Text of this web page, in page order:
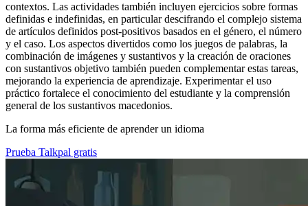
contextos. Las actividades también incluyen ejercicios sobre formas
definidas e indefinidas, en particular descifrando el complejo sistema
de artículos definidos post-positivos basados en el género, el número
y el caso. Los aspectos divertidos como los juegos de palabras, la
combinación de imágenes y sustantivos y la creación de oraciones
con sustantivos objetivo también pueden complementar estas tareas,
mejorando la experiencia de aprendizaje. Experimentar el uso
práctico fortalece el conocimiento del estudiante y la comprensión
general de los sustantivos macedonios.
La forma más eficiente de aprender un idioma
Prueba Talkpal gratis